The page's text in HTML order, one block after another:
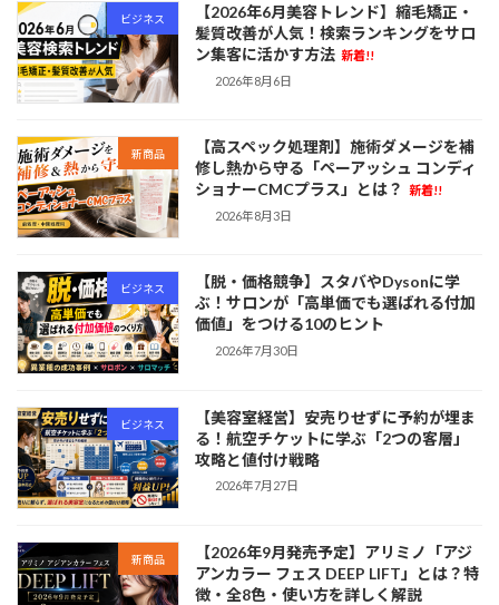
ビジネス
【2026年6月美容トレンド】縮毛矯正・
髪質改善が人気！検索ランキングをサロ
ン集客に活かす方法 新着!!
2026年8月6日
新商品
【高スペック処理剤】施術ダメージを補
修し熱から守る「ペーアッシュ コンディ
ショナーCMCプラス」とは？
新着!!
2026年8月3日
ビジネス
【脱・価格競争】スタバやDysonに学
ぶ！サロンが「高単価でも選ばれる付加
価値」をつける10のヒント
2026年7月30日
ビジネス
【美容室経営】安売りせずに予約が埋ま
る！航空チケットに学ぶ「2つの客層」
攻略と値付け戦略
2026年7月27日
新商品
【2026年9月発売予定】アリミノ「アジ
アンカラー フェス DEEP LIFT」とは？特
徴・全8色・使い方を詳しく解説